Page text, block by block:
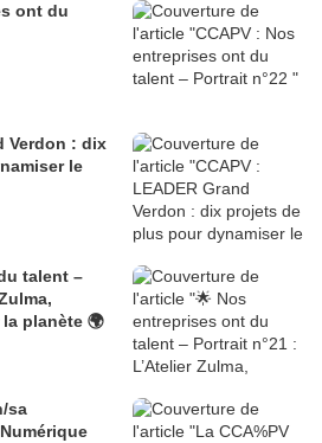
ont du
Verdon : dix
le
talent –
planète 🌍
sa